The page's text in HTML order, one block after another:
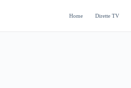
Home Dirette TV